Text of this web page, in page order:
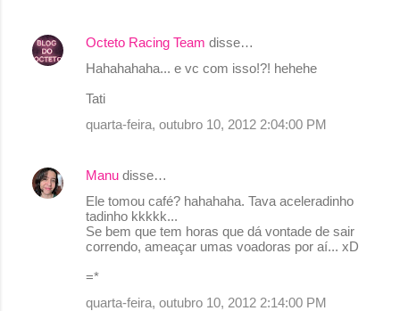
n
t
s
Octeto Racing Team disse…
Hahahahaha... e vc com isso!?! hehehe
Tati
quarta-feira, outubro 10, 2012 2:04:00 PM
Manu disse…
Ele tomou café? hahahaha. Tava aceleradinho
tadinho kkkkk...
Se bem que tem horas que dá vontade de sair
correndo, ameaçar umas voadoras por aí... xD
=*
quarta-feira, outubro 10, 2012 2:14:00 PM